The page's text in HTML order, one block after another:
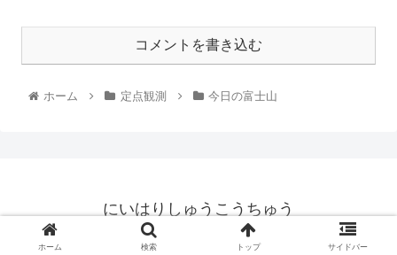
コメントを書き込む
ホーム 定点観測 今日の富士山
にいはりしゅうこうちゅう
© 2021 にいはりしゅうこうちゅう.
ホーム 検索 トップ サイドバー